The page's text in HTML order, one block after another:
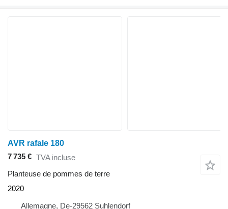
AVR rafale 180
7 735 € TVA incluse
Planteuse de pommes de terre
2020
Allemagne, De-29562 Suhlendorf